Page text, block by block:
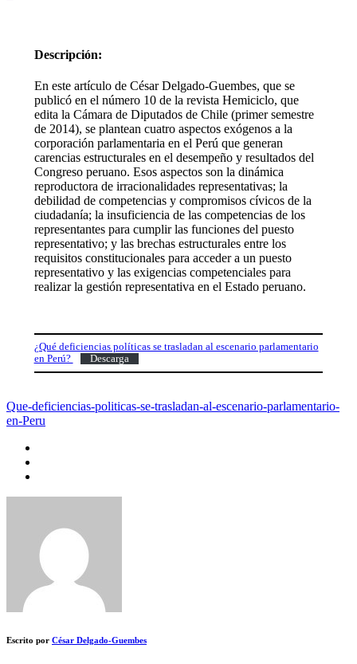
Descripción:
En este artículo de César Delgado-Guembes, que se
publicó en el número 10 de la revista Hemiciclo, que
edita la Cámara de Diputados de Chile (primer semestre
de 2014), se plantean cuatro aspectos exógenos a la
corporación parlamentaria en el Perú que generan
carencias estructurales en el desempeño y resultados del
Congreso peruano. Esos aspectos son la dinámica
reproductora de irracionalidades representativas; la
debilidad de competencias y compromisos cívicos de la
ciudadanía; la insuficiencia de las competencias de los
representantes para cumplir las funciones del puesto
representativo; y las brechas estructurales entre los
requisitos constitucionales para acceder a un puesto
representativo y las exigencias competenciales para
realizar la gestión representativa en el Estado peruano.
¿Qué deficiencias políticas se trasladan al escenario parlamentario
en Perú?
Descarga
Que-deficiencias-politicas-se-trasladan-al-escenario-parlamentario-
en-Peru
Escrito por César Delgado-Guembes